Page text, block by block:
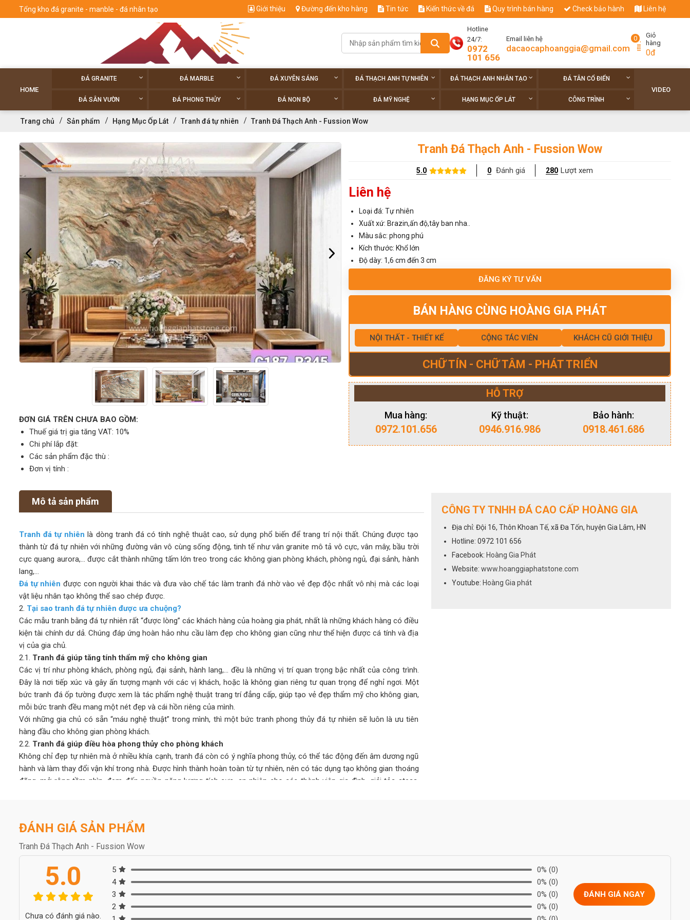
Tổng kho đá granite - manble - đá nhân tạo Giới thiệu Đường đến kho hàng Tin tức Kiến thức về đá Quy trình bán hàng Check bảo hành Liên hệ
Hotline
24/7:
0972
101 656
Email liên hệ
dacaocaphoanggia@gmail.com
0
Giỏ
hàng
0đ
HOME
ĐÁ GRANITE ĐÁ MARBLE ĐÁ XUYÊN SÁNG ĐÁ THẠCH ANH TỰ NHIÊN ĐÁ THẠCH ANH NHÂN TẠO ĐÁ TÂN CỔ ĐIỂN
ĐÁ SÂN VƯỜN ĐÁ PHONG THỦY ĐÁ NON BỘ ĐÁ MỸ NGHỆ HẠNG MỤC ỐP LÁT CÔNG TRÌNH
VIDEO
Trang chủ Sản phẩm Hạng Mục Ốp Lát Tranh đá tự nhiên Tranh Đá Thạch Anh - Fussion Wow
ĐƠN GIÁ TRÊN CHƯA BAO GỒM:
Thuế giá trị gia tăng VAT: 10%
Chi phí lắp đặt:
Các sản phẩm đặc thù :
Đơn vị tính :
Tranh Đá Thạch Anh - Fussion Wow
5.0 0 Đánh giá 280 Lượt xem
Liên hệ
Loại đá: Tự nhiên
Xuất xứ: Brazin,ấn độ,tây ban nha..
Màu sắc: phong phú
Kích thước: Khổ lớn
Độ dày: 1,6 cm đến 3 cm
ĐĂNG KÝ TƯ VẤN
BÁN HÀNG CÙNG HOÀNG GIA PHÁT
NỘI THẤT - THIẾT KẾ CỘNG TÁC VIÊN KHÁCH CŨ GIỚI THIỆU
CHỮ TÍN - CHỮ TÂM - PHÁT TRIỂN
HỖ TRỢ
Mua hàng:
0972.101.656
Kỹ thuật:
0946.916.986
Bảo hành:
0918.461.686
Mô tả sản phẩm
Tranh đá tự nhiên là dòng tranh đá có tính nghệ thuật cao, sử dụng phổ biến để trang trí nội thất. Chúng được tạo
thành từ đá tự nhiên với những đường vân vô cùng sống động, tinh tế như vân granite mô tả vô cực, vân mây, bầu trời
cực quang aurora,… được cắt thành những tấm lớn treo trong các không gian phòng khách, phòng ngủ, đại sảnh, hành
lang,…
Đá tự nhiên được con người khai thác và đưa vào chế tác làm tranh đá nhờ vào vẻ đẹp độc nhất vô nhị mà các loại
vật liệu nhân tạo không thể sao chép được.
2. Tại sao tranh đá tự nhiên được ưa chuộng?
Các mẫu tranh bằng đá tự nhiên rất “được lòng” các khách hàng của hoàng gia phát, nhất là những khách hàng có điều
kiện tài chính dư dả. Chúng đáp ứng hoàn hảo nhu cầu làm đẹp cho không gian cũng như thể hiện được cá tính và địa
vị của gia chủ.
2.1. Tranh đá giúp tăng tính thẩm mỹ cho không gian
Các vị trí như phòng khách, phòng ngủ, đại sảnh, hành lang,… đều là những vị trí quan trọng bậc nhất của công trình.
Đây là nơi tiếp xúc và gây ấn tượng mạnh với các vị khách, hoặc là không gian riêng tư quan trọng để nghỉ ngơi. Một
bức tranh đá ốp tường được xem là tác phẩm nghệ thuật trang trí đẳng cấp, giúp tạo vẻ đẹp thẩm mỹ cho không gian,
mỗi bức tranh đều mang một nét đẹp và cái hồn riêng của mình.
Với những gia chủ có sẵn “máu nghệ thuật” trong mình, thì một bức tranh phong thủy đá tự nhiên sẽ luôn là ưu tiên
hàng đầu cho không gian phòng khách.
2.2. Tranh đá giúp điều hòa phong thủy cho phòng khách
Không chỉ đẹp tự nhiên mà ở nhiều khía cạnh, tranh đá còn có ý nghĩa phong thủy, có thể tác động đến âm dương ngũ
hành và làm thay đổi vận khí trong nhà. Được hình thành hoàn toàn từ tự nhiên, nên có tác dụng tạo không gian thoáng
đãng, mở rộng tầm nhìn, đem đến nguồn năng lượng tích cực, an nhiên cho các thành viên gia đình, giải tỏa stess,
những xui xẻo, giúp gia chủ thuận lợi phát triển trong công việc, sự nghiệp.
2.3.Bền bỉ với thời gian, dễ vệ sinh lau chùi
Tranh đá tự nhiên bền bỉ cùng thời gian, cho tuổi thọ cao lên đến 30 năm không hỏng hóc, xuống cấp như các vật liệu
như: gỗ, sơn, nhựa,… thông thường. Chi phí đầu tư ban đầu cho 1 bức tranh đá tự nhiên ốp tường có thể lớn nhưng tính
về lâu dài cũng như ưu điểm mà loại tranh này mang lại thì có hiệu quả kinh tế cao hơn rất nhiều.
Nếu như các chất liệu sơn, gỗ, nhựa,… sau một thời gian sử dụng sẽ bị xuống màu, bong tróc, mối mọt… gây mất thẩm
mỹ, tốn thời gian và tiền bạc để sửa chữa thì tranh đá tự nhiên có thể khắc phục hoàn toàn được những nhược điểm
Ngoài ra, tranh đá tự nhiên dễ dàng vệ sinh, lau chùi, không tốn quá nhiều công sức, bảo trì bảo dưỡng mà vẫn luôn
CÔNG TY TNHH ĐÁ CAO CẤP HOÀNG GIA
Địa chỉ: Đội 16, Thôn Khoan Tế, xã Đa Tốn, huyện Gia Lâm, HN
Hotline: 0972 101 656
Facebook: Hoàng Gia Phát
Website: www.hoanggiaphatstone.com
Youtube: Hoàng Gia phát
ĐÁNH GIÁ SẢN PHẨM
Tranh Đá Thạch Anh - Fussion Wow
5.0
Chưa có đánh giá nào.
5 0% (0)
4
0% (0)
3
0% (0)
2
0% (0)
ĐÁNH GIÁ NGAY